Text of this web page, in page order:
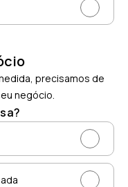
precisamos de
negócio.